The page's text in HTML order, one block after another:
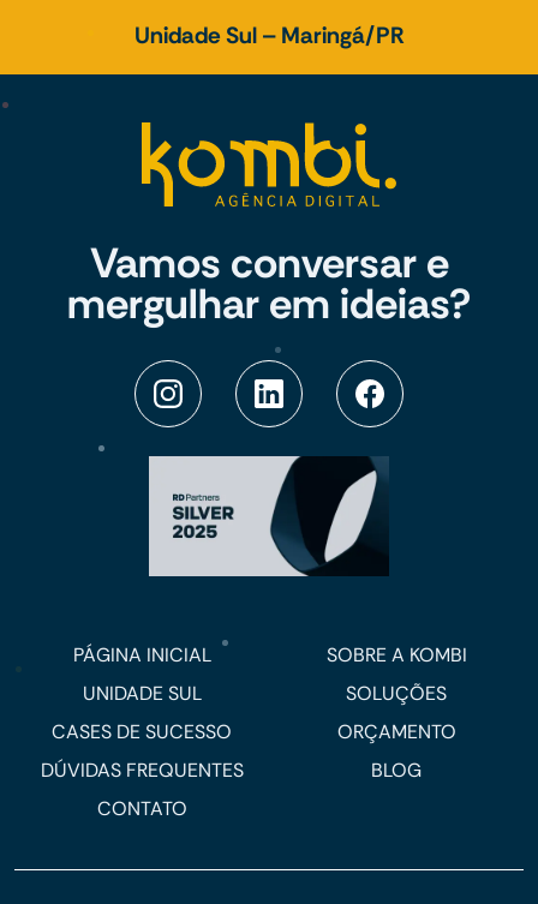
Unidade Sul – Maringá/PR
Vamos conversar e
mergulhar em ideias?
PÁGINA INICIAL
SOBRE A KOMBI
UNIDADE SUL
SOLUÇÕES
CASES DE SUCESSO
ORÇAMENTO
DÚVIDAS FREQUENTES
BLOG
CONTATO